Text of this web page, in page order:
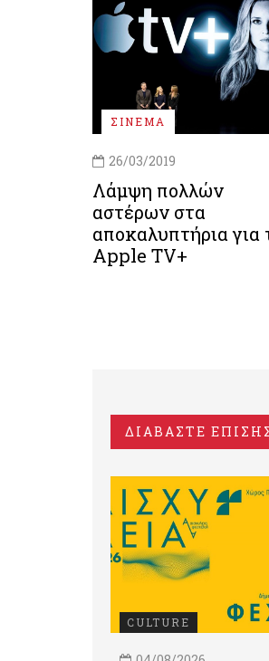
ΣΙΝΕΜΑ
26/03/2019
Λάμψη πολλών
αστέρων στα
αποκαλυπτήρια για
Apple TV+
ΔΙΑΒΑΣΤΕ
CULTURE